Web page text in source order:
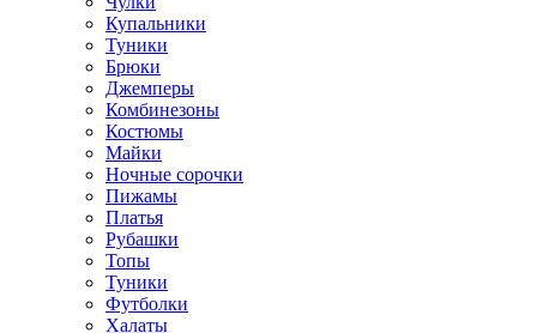
Купальники
Туники
Брюки
Джемперы
Комбинезоны
Костюмы
Майки
Ночные сорочки
Пижамы
Платья
Рубашки
Топы
Туники
Футболки
Халаты